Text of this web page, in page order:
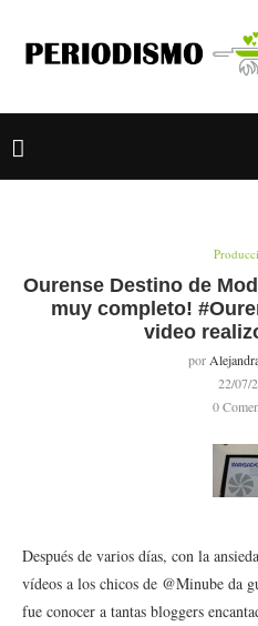
Ourense Destino de
muy completo!
video
por
22/07/
0
Después de varios días, con la
vídeos a los chicos de @Minube da
fue conocer a tantas bloggers